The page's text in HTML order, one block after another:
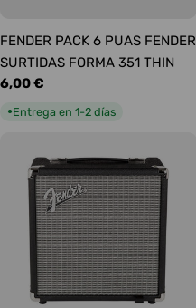
FENDER PACK 6 PUAS FENDER
SURTIDAS FORMA 351 THIN
Precio
6,00 €
●Entrega en 1-2 días